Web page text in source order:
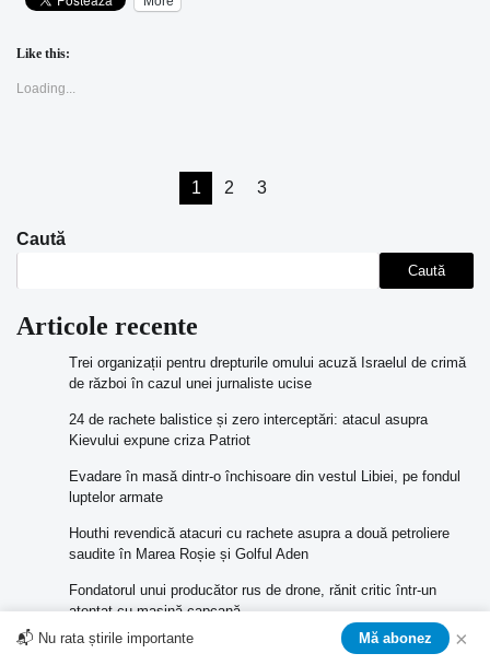
Like this:
Loading...
articole
1 2 3
Caută
Caută
Articole recente
Trei organizații pentru drepturile omului acuză Israelul de crimă
de război în cazul unei jurnaliste ucise
24 de rachete balistice și zero interceptări: atacul asupra
Kievului expune criza Patriot
Evadare în masă dintr-o închisoare din vestul Libiei, pe fondul
luptelor armate
Houthi revendică atacuri cu rachete asupra a două petroliere
saudite în Marea Roșie și Golful Aden
Fondatorul unui producător rus de drone, rănit critic într-un
atentat cu mașină-capcană
📬 Nu rata știrile importante Mă abonez ×